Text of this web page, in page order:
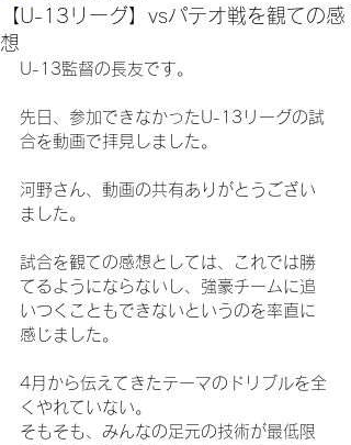
【U-13リーグ】vsパテオ戦を観ての感
想
U-13監督の長友です。
先日、参加できなかったU-13リーグの試
合を動画で拝見しました。
河野さん、動画の共有ありがとうござい
ました。
試合を観ての感想としては、これでは勝
てるようにならないし、強豪チームに追
いつくこともできないというのを率直に
感じました。
4月から伝えてきたテーマのドリブルを全
くやれていない。
そもそも、みんなの足元の技術が最低限